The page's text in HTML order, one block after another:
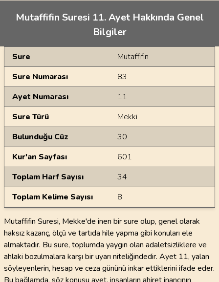
Mutaffifin Suresi 11. Ayet Hakkında Genel
Bilgiler
Genel Bilgiler
Sure
Mutaffifin
Sure Numarası
83
Ayet Numarası
11
Sure Türü
Mekki
Bulunduğu Cüz
30
Kur'an Sayfası
601
Toplam Harf Sayısı
34
Toplam Kelime Sayısı
8
Mutaffifin Suresi, Mekke'de inen bir sure olup, genel olarak
haksız kazanç, ölçü ve tartıda hile yapma gibi konuları ele
almaktadır. Bu sure, toplumda yaygın olan adaletsizliklere ve
ahlaki bozulmalara karşı bir uyarı niteliğindedir. Ayet 11, yalan
söyleyenlerin, hesap ve ceza gününü inkar ettiklerini ifade eder.